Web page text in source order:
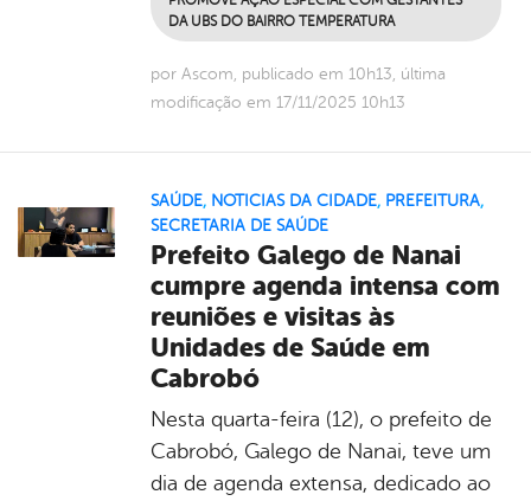
DA UBS DO BAIRRO TEMPERATURA
por Ascom, publicado em 10h13, última
modificação em 17/11/2025 10h13
SAÚDE, NOTICIAS DA CIDADE, PREFEITURA,
SECRETARIA DE SAÚDE
Prefeito Galego de Nanai
cumpre agenda intensa com
reuniões e visitas às
Unidades de Saúde em
Cabrobó
Nesta quarta-feira (12), o prefeito de
Cabrobó, Galego de Nanai, teve um
dia de agenda extensa, dedicado ao